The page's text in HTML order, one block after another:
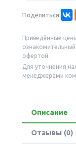
Поделиться:
Приведённые
офертой.
Для уточнения
менеджерами
Описание
Отзывы (0)